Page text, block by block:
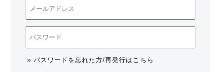
» パスワードを忘れた方/再発行はこちら